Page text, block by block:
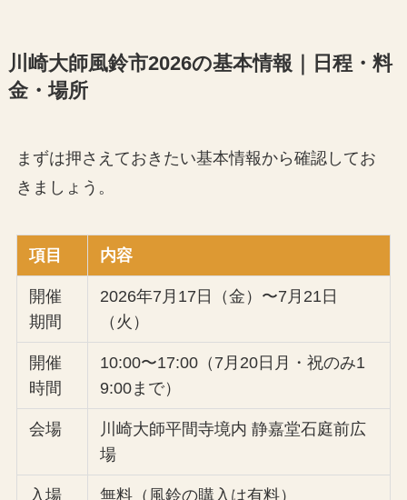
川崎大師風鈴市2026の基本情報｜日程・料
金・場所
まずは押さえておきたい基本情報から確認してお
きましょう。
項目 内容
開催
期間
2026年7月17日（金）〜7月21日
（火）
開催
時間
10:00〜17:00（7月20日月・祝のみ1
9:00まで）
会場
川崎大師平間寺境内 静嘉堂石庭前広
場
入場 無料（風鈴の購入は有料）